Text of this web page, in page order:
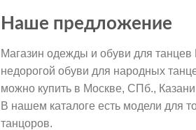
Наше предложение
Магазин одежды и обуви для танцев
недорогой обуви для народных
можно купить в Москве, СПб.,
В нашем каталоге есть модели для
танцоров.